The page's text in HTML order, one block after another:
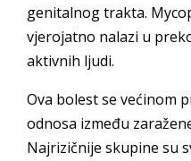
genitalnog trakta.
vjerojatno nalazi u
aktivnih ljudi.
Ova bolest se većinom
odnosa između
Najrizičnije skupine su